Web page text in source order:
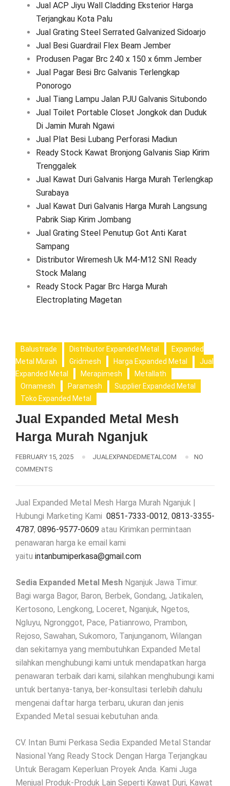
Jual ACP Jiyu Wall Cladding Eksterior Harga
Terjangkau Kota Palu
Jual Grating Steel Serrated Galvanized Sidoarjo
Jual Besi Guardrail Flex Beam Jember
Produsen Pagar Brc 240 x 150 x 6mm Jember
Jual Pagar Besi Brc Galvanis Terlengkap
Ponorogo
Jual Tiang Lampu Jalan PJU Galvanis Situbondo
Jual Toilet Portable Closet Jongkok dan Duduk
Di Jamin Murah Ngawi
Jual Plat Besi Lubang Perforasi Madiun
Ready Stock Kawat Bronjong Galvanis Siap Kirim
Trenggalek
Jual Kawat Duri Galvanis Harga Murah Terlengkap
Surabaya
Jual Kawat Duri Galvanis Harga Murah Langsung
Pabrik Siap Kirim Jombang
Jual Grating Steel Penutup Got Anti Karat
Sampang
Distributor Wiremesh Uk M4-M12 SNI Ready
Stock Malang
Ready Stock Pagar Brc Harga Murah
Electroplating Magetan
Balustrade Distributor Expanded Metal
Expanded
Metal Murah
Gridmesh Harga Expanded Metal
Jual
Expanded Metal
Merapimesh
Metallath
Ornamesh
Paramesh
Supplier Expanded Metal
Toko Expanded Metal
Jual Expanded Metal Mesh
Harga Murah Nganjuk
FEBRUARY 15, 2025 JUALEXPANDEDMETALCOM
NO
COMMENTS
Jual Expanded Metal Mesh Harga Murah Nganjuk |
Hubungi Marketing Kami 0851-7333-0012, 0813-3355-
4787, 0896-9577-0609 atau Kirimkan permintaan
penawaran harga ke email kami
yaitu intanbumiperkasa@gmail.com
Sedia Expanded Metal Mesh Nganjuk Jawa Timur.
Bagi warga Bagor, Baron, Berbek, Gondang, Jatikalen,
Kertosono, Lengkong, Loceret, Nganjuk, Ngetos,
Ngluyu, Ngronggot, Pace, Patianrowo, Prambon,
Rejoso, Sawahan, Sukomoro, Tanjunganom, Wilangan
dan sekitarnya yang membutuhkan Expanded Metal
silahkan menghubungi kami untuk mendapatkan harga
penawaran terbaik dari kami, silahkan menghubungi kami
untuk bertanya-tanya, ber-konsultasi terlebih dahulu
mengenai daftar harga terbaru, ukuran dan jenis
Expanded Metal sesuai kebutuhan anda.
CV. Intan Bumi Perkasa Sedia Expanded Metal Standar
Nasional Yang Ready Stock Dengan Harga Terjangkau
Untuk Beragam Keperluan Proyek Anda. Kami Juga
Menjual Produk-Produk Lain Seperti Kawat Duri, Kawat